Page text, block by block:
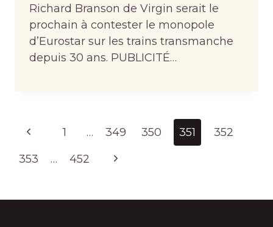
Richard Branson de Virgin serait le
prochain à contester le monopole
d’Eurostar sur les trains transmanche
depuis 30 ans. PUBLICITÉ…
Page
Previous
Page
1 … 349 350 351
352
353
… 452
Next